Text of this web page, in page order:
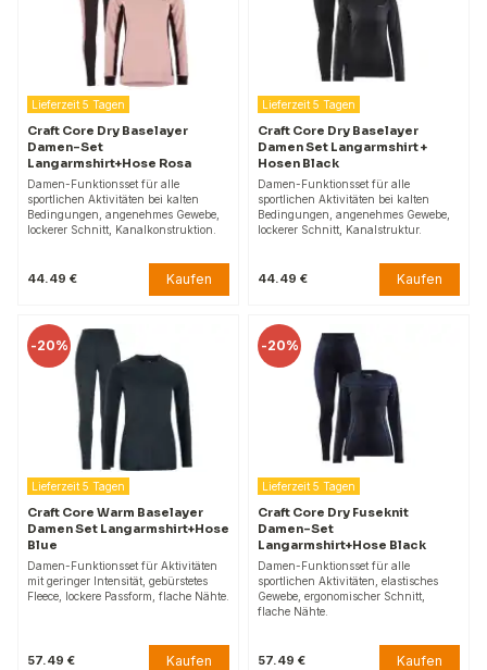
Lieferzeit 5 Tagen
Craft Core Dry Baselayer
Damen-Set
Langarmshirt+Hose Rosa
Damen-Funktionsset für alle
sportlichen Aktivitäten bei kalten
Bedingungen, angenehmes Gewebe,
lockerer Schnitt, Kanalkonstruktion.
44.49 € Kaufen
Lieferzeit 5 Tagen
Craft Core Dry Baselayer
Damen Set Langarmshirt +
Hosen Black
Damen-Funktionsset für alle
sportlichen Aktivitäten bei kalten
Bedingungen, angenehmes Gewebe,
lockerer Schnitt, Kanalstruktur.
44.49 € Kaufen
-20%
Lieferzeit 5 Tagen
Craft Core Warm Baselayer
Damen Set Langarmshirt+Hose
Blue
Damen-Funktionsset für Aktivitäten
mit geringer Intensität, gebürstetes
Fleece, lockere Passform, flache Nähte.
57.49 € Kaufen
-20%
Lieferzeit 5 Tagen
Craft Core Dry Fuseknit
Damen-Set
Langarmshirt+Hose Black
Damen-Funktionsset für alle
sportlichen Aktivitäten, elastisches
Gewebe, ergonomischer Schnitt,
flache Nähte.
57.49 € Kaufen